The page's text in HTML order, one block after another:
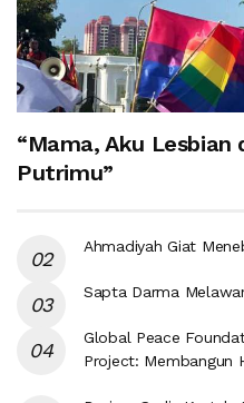
“Mama, Aku
Putrimu”
Ahmadiyah Giat
Sapta Darma
Global Peace
Project: Membangun